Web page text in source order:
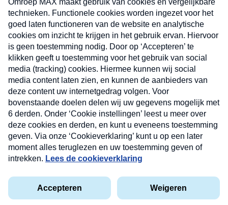
Verzend
Privacyverklaring
Cookieverklaring
Kwetsbaarheid melden
Nieuwsbrief
Neem hier een gratis abonnement op onze
nieuwsbrief. Elke vrijdag- en dinsdagochtend in uw